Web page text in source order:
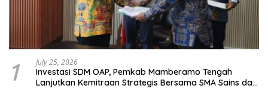
1 July 25, 2026
Investasi SDM OAP, Pemkab Mamberamo Tengah
Lanjutkan Kemitraan Strategis Bersama SMA Sains dan